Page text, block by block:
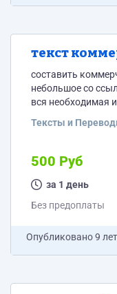
текст
составить
небольшое со
вся необходимая
Тексты и
500 Руб
за 1 день
Без предоплаты
Опубликовано9